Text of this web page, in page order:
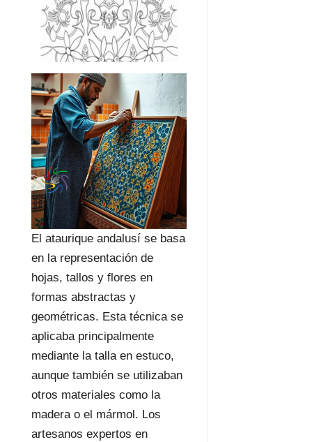
El ataurique andalusí se basa
en la representación de
hojas, tallos y flores en
formas abstractas y
geométricas. Esta técnica se
aplicaba principalmente
mediante la talla en estuco,
aunque también se utilizaban
otros materiales como la
madera o el mármol. Los
artesanos expertos en